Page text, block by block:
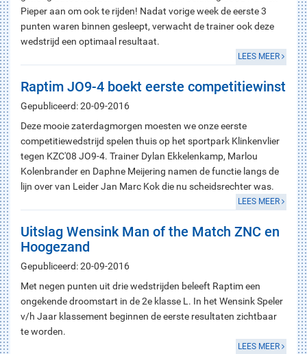
Pieper aan om ook te rijden! Nadat vorige week de eerste 3
punten waren binnen gesleept, verwacht de trainer ook deze
wedstrijd een optimaal resultaat.
LEES MEER
Raptim JO9-4 boekt eerste competitiewinst
Gepubliceerd: 20-09-2016
Deze mooie zaterdagmorgen moesten we onze eerste
competitiewedstrijd spelen thuis op het sportpark Klinkenvlier
tegen KZC'08 JO9-4. Trainer Dylan Ekkelenkamp, Marlou
Kolenbrander en Daphne Meijering namen de functie langs de
lijn over van Leider Jan Marc Kok die nu scheidsrechter was.
LEES MEER
Uitslag Wensink Man of the Match ZNC en
Hoogezand
Gepubliceerd: 20-09-2016
Met negen punten uit drie wedstrijden beleeft Raptim een
ongekende droomstart in de 2e klasse L. In het Wensink Speler
v/h Jaar klassement beginnen de eerste resultaten zichtbaar
te worden.
LEES MEER